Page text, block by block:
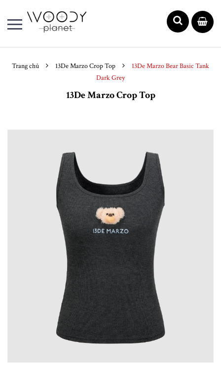
Trang chủ 13De Marzo Crop Top
13De Marzo Bear Basic Tank
Dark Grey
13De Marzo Crop Top